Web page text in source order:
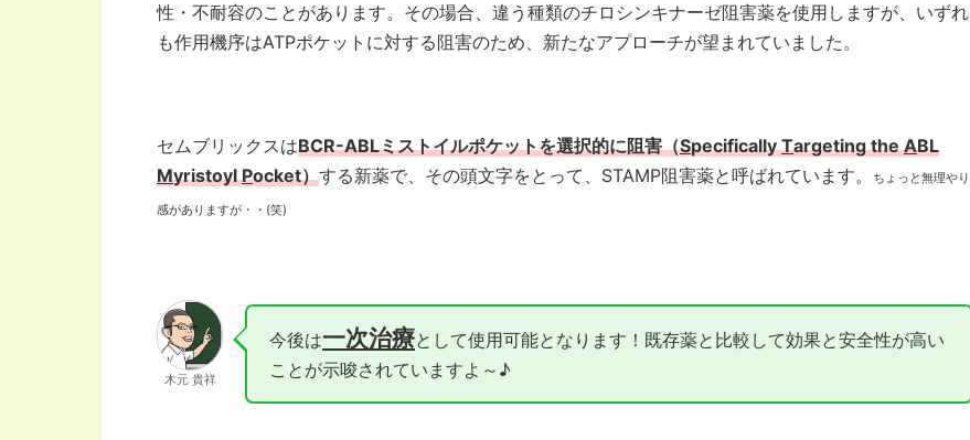
性・不耐容のことがあります。その場合、違う種類のチロシンキナーゼ阻害薬を使用しますが、いずれ
も作用機序はATPポケットに対する阻害のため、新たなアプローチが望まれていました。
セムブリックスはBCR-ABLミストイルポケットを選択的に阻害（SpecificallyTargeting theABL
MyristoylPocket）する新薬で、その頭文字をとって、STAMP阻害薬と呼ばれています。 ちょっと無理やり
感がありますが・・(笑)
木元 貴祥
今後は一次治療として使用可能となります！既存薬と比較して効果と安全性が高い
ことが示唆されていますよ～♪